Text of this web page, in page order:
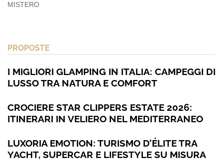
MISTERO
PROPOSTE
I MIGLIORI GLAMPING IN ITALIA: CAMPEGGI DI
LUSSO TRA NATURA E COMFORT
CROCIERE STAR CLIPPERS ESTATE 2026:
ITINERARI IN VELIERO NEL MEDITERRANEO
LUXORIA EMOTION: TURISMO D’ÉLITE TRA
YACHT, SUPERCAR E LIFESTYLE SU MISURA